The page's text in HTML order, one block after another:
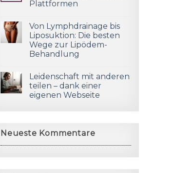
Plattformen
Von Lymphdrainage bis
Liposuktion: Die besten
Wege zur Lipödem-
Behandlung
Leidenschaft mit anderen
teilen – dank einer
eigenen Webseite
Neueste Kommentare